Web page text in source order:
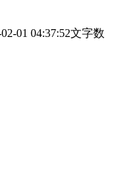
01 04:37:52文字数